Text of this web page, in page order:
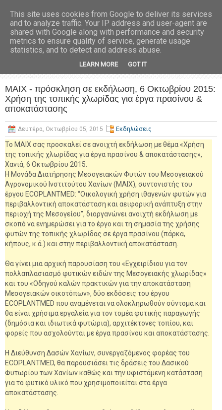
MAIX - πρόσκληση σε εκδήλωση, 6 Οκτωβρίου 2015:
Χρήση της τοπικής χλωρίδας για έργα πρασίνου &
αποκατάστασης
Δευτέρα, Οκτωβρίου 05, 2015 Εκδηλώσεις
Το ΜΑΙΧ σας προσκαλεί σε ανοιχτή εκδήλωση με θέμα «Χρήση
της τοπικής χλωρίδας για έργα πρασίνου & αποκατάστασης»,
Χανιά, 6 Οκτωβρίου 2015.
Η Μονάδα Διατήρησης Μεσογειακών Φυτών του Μεσογειακού
Αγρονομικού Ινστιτούτου Χανίων (MAIX), συντονιστής του
έργου ECOPLANTMED: “Οικολογική χρήση ιθαγενών φυτών για
περιβαλλοντική αποκατάσταση και αειφορική ανάπτυξη στην
περιοχή της Μεσογείου”, διοργανώνει ανοιχτή εκδήλωση με
σκοπό να ενημερώσει για το έργο και τη σημασία της χρήσης
φυτών της τοπικής χλωρίδας σε έργα πρασίνου (πάρκα,
κήπους, κ.ά.) και στην περιβαλλοντική αποκατάσταση.
Θα γίνει μια αρχική παρουσίαση του «Εγχειρίδιου για τον
πολλαπλασιασμό φυτικών ειδών της Μεσογειακής χλωρίδας»
και του «Οδηγού καλών πρακτικών για την αποκατάσταση
Μεσογειακών οικοτόπων», δύο εκδόσεις του έργου
ECOPLANTMED που αναμένεται να ολοκληρωθούν σύντομα και
θα είναι χρήσιμα εργαλεία για τον τομέα φυτικής παραγωγής
(δημόσια και ιδιωτικά φυτώρια), αρχιτέκτονες τοπίου, και
φορείς που ασχολούνται με έργα πρασίνου και αποκατάστασης.
Η Διεύθυνση Δασών Χανίων, συνεργαζόμενος φορέας του
ECOPLANTMED, θα παρουσιάσει τις δράσεις του Δασικού
Φυτωρίου των Χανίων καθώς και την υφιστάμενη κατάσταση
για το φυτικό υλικό που χρησιμοποιείται στα έργα
αποκατάστασης.
This site uses cookies from Google to deliver its services
and to analyze traffic. Your IP address and user-agent are
shared with Google along with performance and security
metrics to ensure quality of service, generate usage
statistics, and to detect and address abuse.
LEARN MORE GOT IT